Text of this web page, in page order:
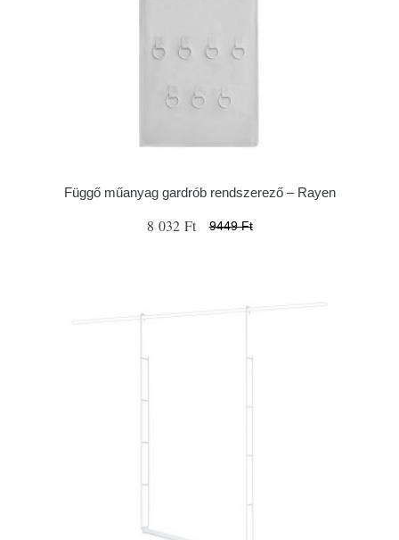
Függő műanyag gardrób rendszerező – Rayen
8 032 Ft 9449 Ft